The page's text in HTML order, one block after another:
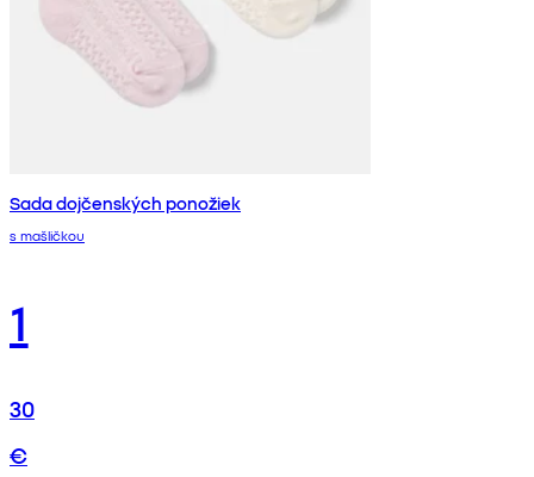
Sada dojčenských ponožiek
s mašličkou
1
30
€